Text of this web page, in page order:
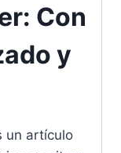
Con
y
un artículo